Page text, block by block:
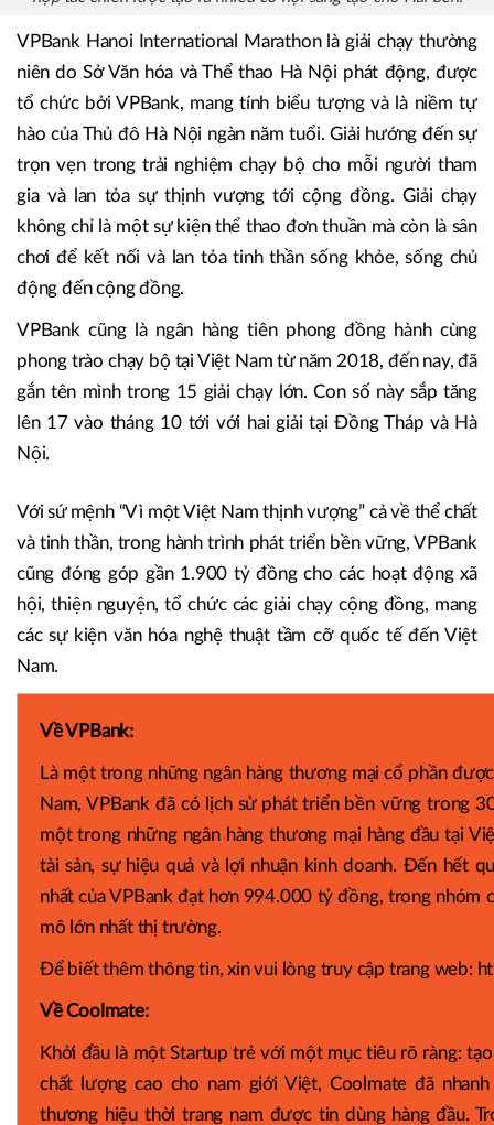
VPBank Hanoi International Marathon là giải chạy thường
niên do Sở Văn hóa và Thể thao Hà Nội phát động, được
tổ chức bởi VPBank, mang tính biểu tượng và là niềm tự
hào của Thủ đô Hà Nội ngàn năm tuổi. Giải hướng đến sự
trọn vẹn trong trải nghiệm chạy bộ cho mỗi người tham
gia và lan tỏa sự thịnh vượng tới cộng đồng. Giải chạy
không chỉ là một sự kiện thể thao đơn thuần mà còn là sân
chơi để kết nối và lan tỏa tinh thần sống khỏe, sống chủ
động đến cộng đồng.
VPBank cũng là ngân hàng tiên phong đồng hành cùng
phong trào chạy bộ tại Việt Nam từ năm 2018, đến nay, đã
gắn tên mình trong 15 giải chạy lớn. Con số này sắp tăng
lên 17 vào tháng 10 tới với hai giải tại Đồng Tháp và Hà
Nội.
Với sứ mệnh “Vì một Việt Nam thịnh vượng” cả về thể chất
và tinh thần, trong hành trình phát triển bền vững, VPBank
cũng đóng góp gần 1.900 tỷ đồng cho các hoạt động xã
hội, thiện nguyện, tổ chức các giải chạy cộng đồng, mang
các sự kiện văn hóa nghệ thuật tầm cỡ quốc tế đến Việt
Nam.
Về VPBank:
Là một trong những ngân hàng thương mại cổ phần
Nam, VPBank đã có lịch sử phát triển bền vững trong
một trong những ngân hàng thương mại hàng đầu tại
tài sản, sự hiệu quả và lợi nhuận kinh doanh. Đến hết
nhất của VPBank đạt hơn 994.000 tỷ đồng, trong nhóm
mô lớn nhất thị trường.
Để biết thêm thông tin, xin vui lòng truy cập trang web:
Về Coolmate:
Khởi đầu là một Startup trẻ với một mục tiêu rõ ràng:
chất lượng cao cho nam giới Việt, Coolmate đã
thương hiệu thời trang nam được tin dùng hàng đầu.